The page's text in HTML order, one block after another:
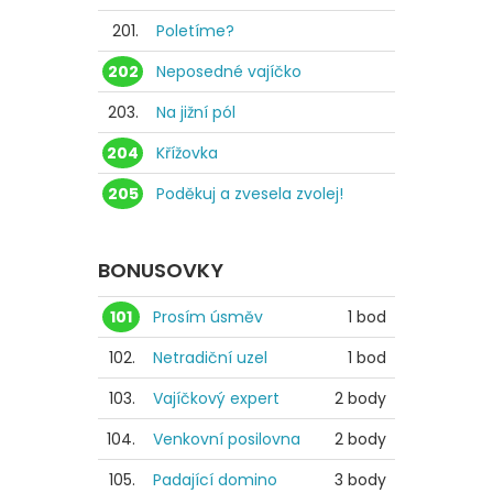
201.
Poletíme?
202
Neposedné vajíčko
203.
Na jižní pól
204
Křížovka
205
Poděkuj a zvesela zvolej!
BONUSOVKY
101 Prosím úsměv
1 bod
102.
Netradiční uzel
1 bod
103.
Vajíčkový expert
2 body
104.
Venkovní posilovna
2 body
105.
Padající domino
3 body